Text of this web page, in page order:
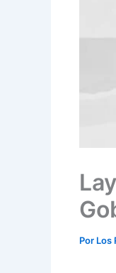
Por Los